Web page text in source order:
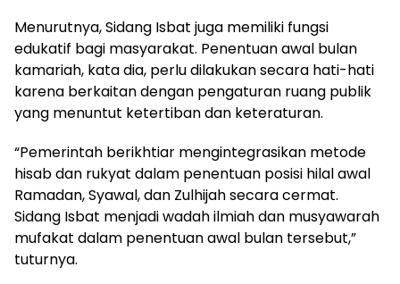
Menurutnya, Sidang Isbat juga memiliki fungsi
edukatif bagi masyarakat. Penentuan awal bulan
kamariah, kata dia, perlu dilakukan secara hati-hati
karena berkaitan dengan pengaturan ruang publik
yang menuntut ketertiban dan keteraturan.
“Pemerintah berikhtiar mengintegrasikan metode
hisab dan rukyat dalam penentuan posisi hilal awal
Ramadan, Syawal, dan Zulhijah secara cermat.
Sidang Isbat menjadi wadah ilmiah dan musyawarah
mufakat dalam penentuan awal bulan tersebut,”
tuturnya.